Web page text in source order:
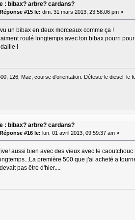
: bibax? arbre? cardans?
Réponse #15 le: dim. 31 mars 2013, 23:58:06 pm »
un bibax en deux morceaux comme ça !
roulé longtemps avec ton bibax pourri
!
126, Mac, course d'orientation. Déteste le diesel, le
: bibax? arbre? cardans?
Réponse #16 le: lun. 01 avril 2013, 09:59:37 am »
aussi bien avec des vieux avec le
première 500 que j'ai acheté a
pas être d'hier....